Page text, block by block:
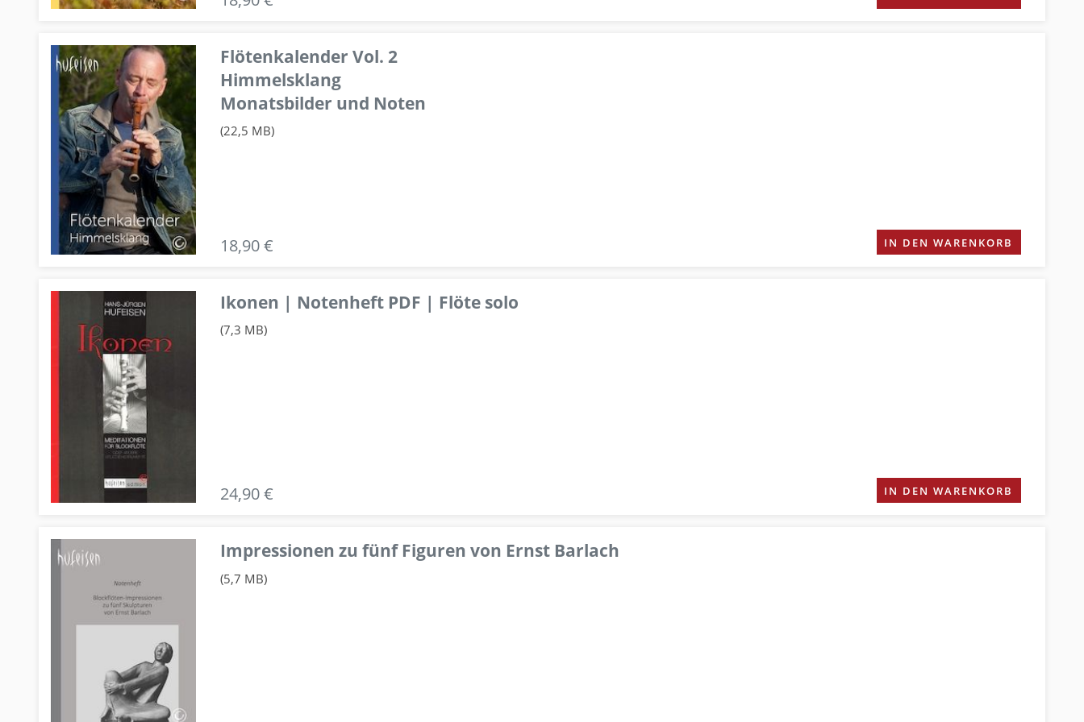
Flötenkalender Vol. 2
Himmelsklang
Monatsbilder und Noten
(22,5 MB)
18,90 € IN DEN WARENKORB
Ikonen | Notenheft PDF | Flöte solo
(7,3 MB)
24,90 € IN DEN WARENKORB
Impressionen zu fünf Figuren von Ernst Barlach
(5,7 MB)